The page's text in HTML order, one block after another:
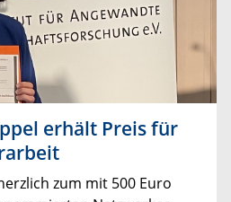
erhält Preis für
zum mit 500 Euro